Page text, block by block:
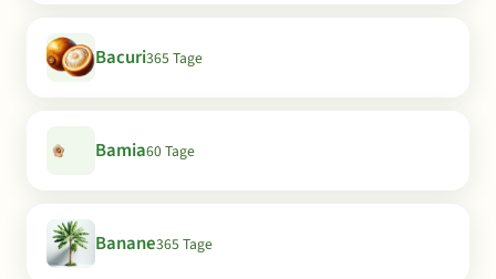
Bacuri365 Tage
Bamia60 Tage
Banane365 Tage